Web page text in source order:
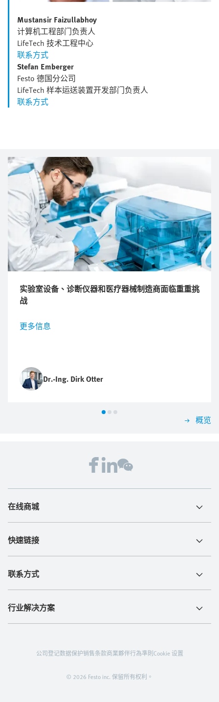
Mustansir Faizullabhoy
计算机工程部门负责人
LifeTech 技术工程中心
联系方式
Stefan Emberger
Festo 德国分公司
LifeTech 样本运送装置开发部门负责人
联系方式
实验室设备、诊断仪器和医疗器械制造商面临重重挑
战
更多信息
Dr.-Ing. Dirk Otter
概览
在线商城
快速链接
联系方式
行业解决方案
© 2026 Festo inc. 保留所有权利。
公司登记数据保护销售条款商業夥伴行為準則Cookie 设置